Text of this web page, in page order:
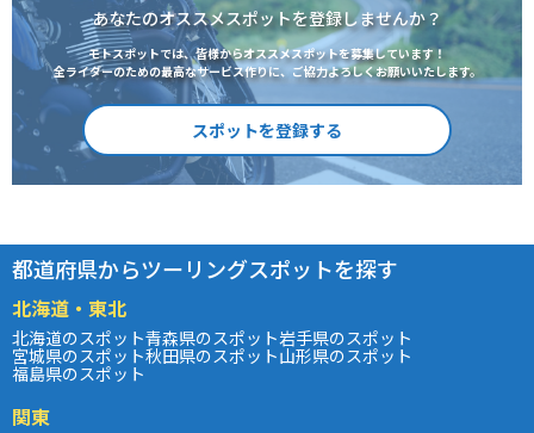
あなたのオススメスポットを登録しませんか？
モトスポットでは、皆様からオススメスポットを募集しています！
全ライダーのための最高なサービス作りに、ご協力よろしくお願いいたします。
スポットを登録する
都道府県からツーリングスポットを探す
北海道・東北
北海道のスポット青森県のスポット岩手県のスポット
宮城県のスポット秋田県のスポット山形県のスポット
福島県のスポット
関東